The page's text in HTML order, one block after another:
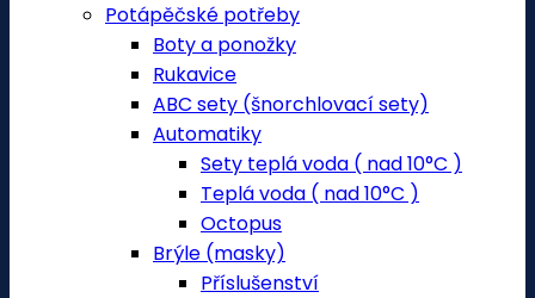
Potápěčské potřeby
Boty a ponožky
Rukavice
ABC sety (šnorchlovací sety)
Automatiky
Sety teplá voda ( nad 10°C )
Teplá voda ( nad 10°C )
Octopus
Brýle (masky)
Příslušenství